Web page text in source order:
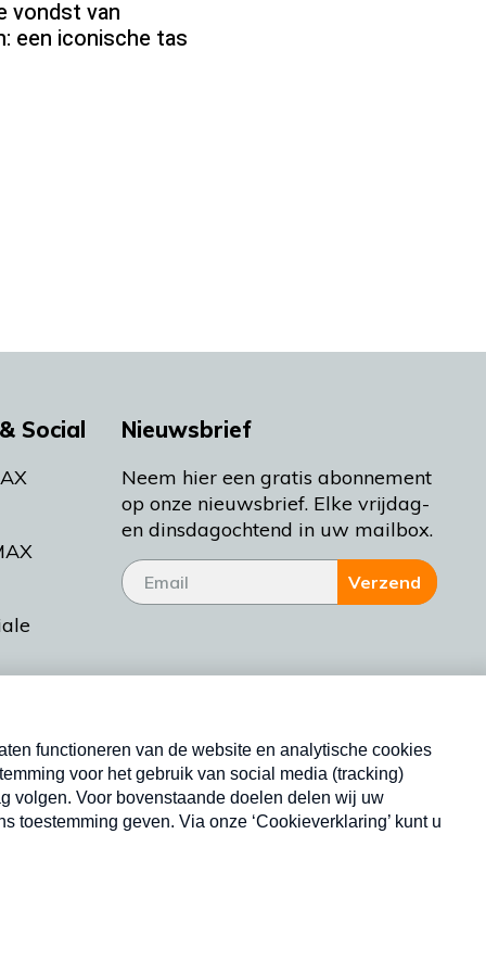
vondst van
een iconische tas
Social
Bakt
Nieuwsbrief
Neem hier een gratis abonnement
op onze nieuwsbrief. Elke vrijdag-
en dinsdagochtend in uw mailbox.
Verzend
Nieuwsbrief
Neem hier een gratis abonnement op onze